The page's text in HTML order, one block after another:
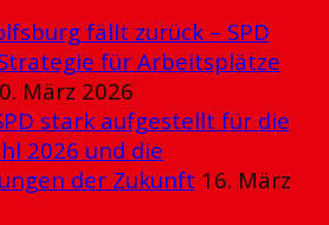
fällt zurück – SPD
für Arbeitsplätze
März 2026
stark aufgestellt für die
2026 und die
der Zukunft 16. März